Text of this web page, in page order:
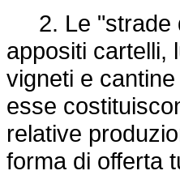
2. Le "strade
appositi cartelli,
vigneti e
esse
relative
forma di offerta